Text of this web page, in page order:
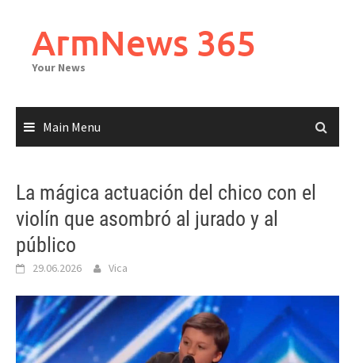
contentArmNews 365
Your News
Main Menu
La mágica actuación del chico con el
violín que asombró al jurado y al
público
29.06.2026 Vica